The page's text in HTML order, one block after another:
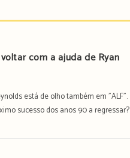
com a ajuda de Ryan
está de olho também em "ALF".
sucesso dos anos 90 a regressar?